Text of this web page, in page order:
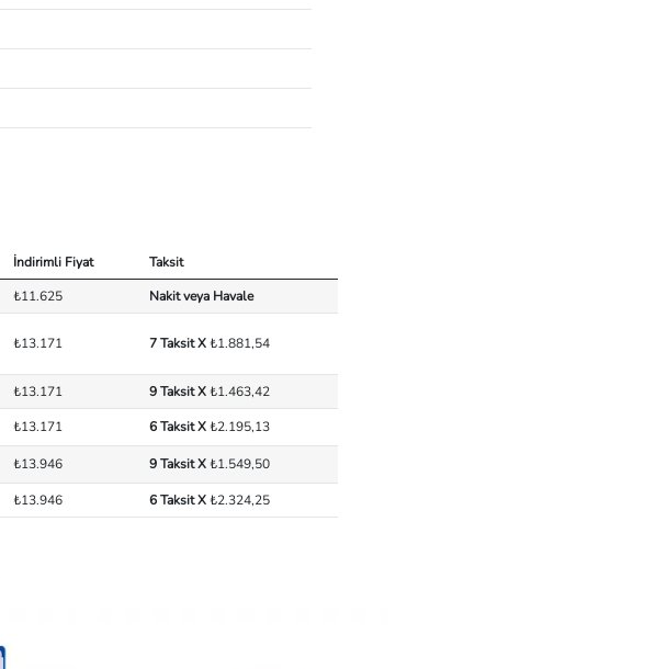
İndirimli Fiyat
Taksit
₺11.625 Nakit veya Havale
₺13.171 7 Taksit X₺1.881,54
₺13.171 9 Taksit X₺1.463,42
₺13.171 6 Taksit X₺2.195,13
₺13.946 9 Taksit X₺1.549,50
₺13.946 6 Taksit X₺2.324,25